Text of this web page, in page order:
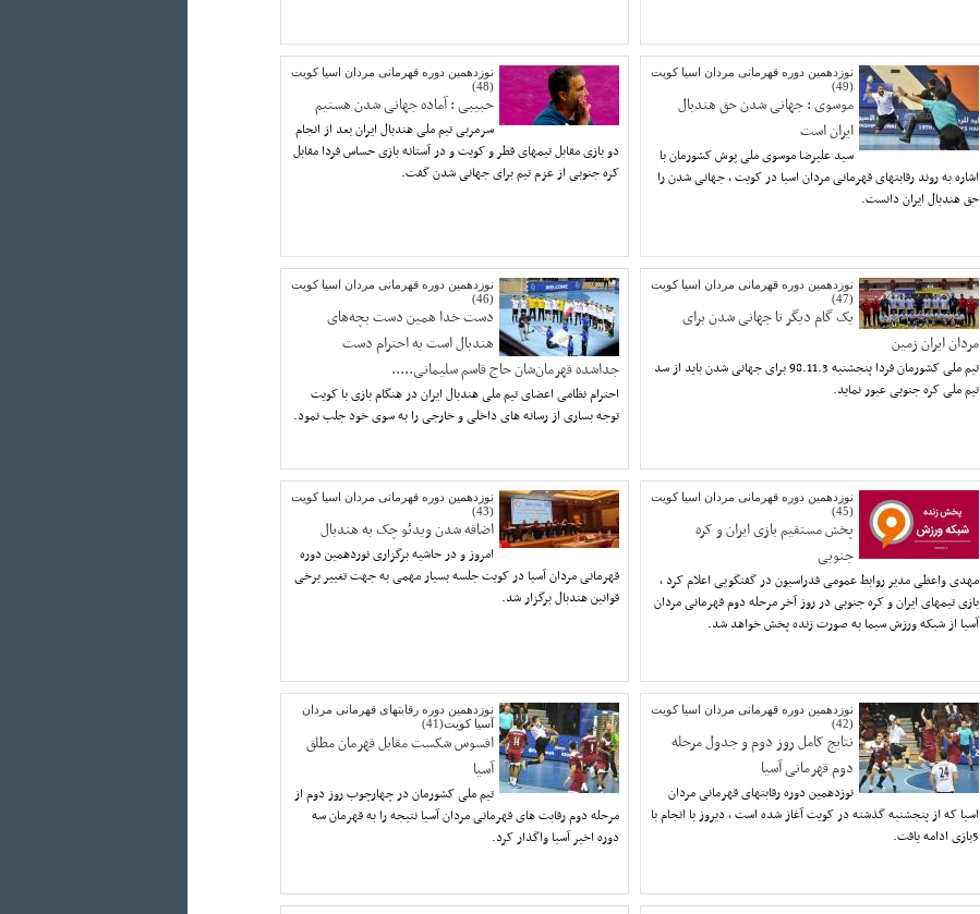
نوزدهمین دوره قهرمانی مردان اسیا کویت
(49)
موسوی : جهانی شدن حق هندبال
ایران است
سید علیرضا موسوی ملی پوش کشورمان با
اشاره به روند رقابتهای قهرمانی مردان اسیا در کویت ، جهانی شدن را
حق هندبال ایران دانست.
نوزدهمین دوره قهرمانی مردان اسیا کویت
(48)
حبیبی : آماده جهانی شدن هستیم
سرمربی تیم ملی هندبال ایران بعد از انجام
دو بازی مقابل تیمهای قطر و کویت و در آستانه بازی حساس فردا مقابل
کره جنوبی از عزم تیم برای جهانی شدن گفت.
نوزدهمین دوره قهرمانی مردان اسیا کویت
(47)
یک گام دیگر تا جهانی شدن برای
مردان ایران زمین
تیم ملی کشورمان فردا پنجشنبه 98.11.3 برای جهانی شدن باید از سد
تیم ملی کره جنوبی عبور نماید.
نوزدهمین دوره قهرمانی مردان اسیا کویت
(46)
دست خدا همین دست بچه‌های
هندبال است به احترام دست
جدا‌شده قهرمان‌شان حاج قاسم سلیمانی.....
احترام نظامی اعضای تیم ملی هندبال ایران در هنگام بازی با کویت
توجه بساری از رسانه های داخلی و خارجی را به سوی خود جلب نمود.
نوزدهمین دوره قهرمانی مردان اسیا کویت
(45)
پخش مستقیم بازی ایران و کره
جنوبی
مهدی واعظی مدیر روابط عمومی فدراسیون در گفتگویی اعلام کرد ،
بازی تیمهای ایران و کره جنوبی در روز آخر مرحله دوم قهرمانی مردان
آسیا از شبکه ورزش سیما به صورت زنده پخش خواهد شد.
نوزدهمین دوره قهرمانی مردان اسیا کویت
(43)
اضافه شدن ویدئو چک به هندبال
امروز و در حاشیه برگزاری نوردهمین دوره
قهرمانی مردان آسیا در کویت جلسه بسیار مهمی به جهت تغییر برخی
قوانین هندبال برگزار شد.
نوزدهمین دوره قهرمانی مردان اسیا کویت
(42)
نتایج کامل روز دوم و جدول مرحله
دوم قهرمانی آسیا
نوزدهمین دوره رقابتهای قهرمانی مردان
اسیا که از پنجشنبه گذشته در کویت آغاز شده است ، دیروز با انجام با
5بازی ادامه یافت.
نوزدهمین دوره رقابتهای قهرمانی مردان
آسیا کویت(41)
افسوس شکست مقابل قهرمان مطلق
آسیا
تیم ملی کشورمان در چهارچوب روز دوم از
مرحله دوم رقابت های قهرمانی مردان آسیا نتیجه را به قهرمان سه
دوره اخیر آسیا واگذار کرد.